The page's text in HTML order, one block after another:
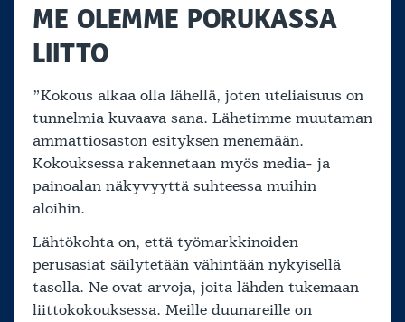
ME OLEMME PORUKASSA
LIITTO
”Kokous alkaa olla lähellä, joten uteliaisuus on
tunnelmia kuvaava sana. Lähetimme muutaman
ammattiosaston esityksen menemään.
Kokouksessa rakennetaan myös media- ja
painoalan näkyvyyttä suhteessa muihin
aloihin.
Lähtökohta on, että työmarkkinoiden
perusasiat säilytetään vähintään nykyisellä
tasolla. Ne ovat arvoja, joita lähden tukemaan
liittokokouksessa. Meille duunareille on